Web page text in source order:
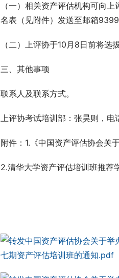
（一）相关资产评估机构可向
名表（见附件）发送至邮箱
（二）上评协于10月8日前将选
三、其他事项
联系人及联系方式。
上评协考试培训部：张昊则，
附件：1.《中国资产评估协会关
2.清华大学资产评估培训班推荐
七期资产评估培训班的通知.pdf